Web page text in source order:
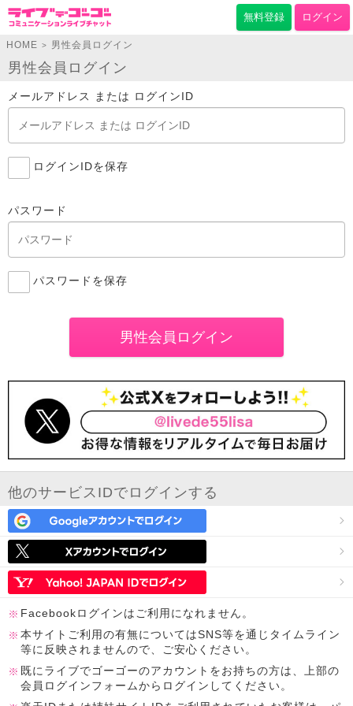
無料登録 ログイン
HOME > 男性会員ログイン
男性会員ログイン
メールアドレス または ログインID
ログインIDを保存
パスワード
パスワードを保存
他のサービスIDでログインする
Facebookログインはご利用になれません。
本サイトご利用の有無についてはSNS等を通じタイムライン
等に反映されませんので、ご安心ください。
既にライブでゴーゴーのアカウントをお持ちの方は、上部の
会員ログインフォームからログインしてください。